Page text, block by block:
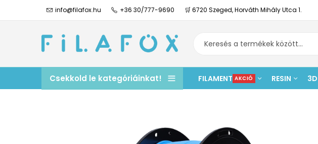
info@filafox.hu +36 30/777-9690 🛒 6720 Szeged, Horváth Mihály Utca 1.
Csekkold le kategóriáinkat! FILAMENT AKCIÓ RESIN